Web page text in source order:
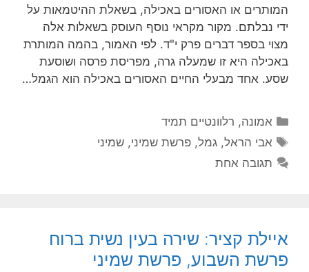
המותרים או האסורים באכילה, בשאלת ההיטמאות על
ידי נבלתם. מקור מקראי נוסף העוסק בשאלות אלה
מצוי בספר דברים פרק י"ד. לפי האמור, בהמה המותרת
באכילה היא זו שמעלה גרה, מפריסת פרסה ושוסעת
שסע. אחד מבעלי החיים האסורים באכילה הוא הגמל…
קטגוריות
אמונה, רלוונטיים תמיד
תגיות
אבי הראל,גמל,פרשת שמיני,שמיני
תגובה אחת
איילת קציר: שירה בעין נשית ברוח
פרשת השבוע, פרשת שמיני